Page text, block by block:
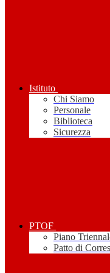
Istituto
Chi Siamo
Personale
Biblioteca
Sicurezza
PTOF
Piano
Patto di